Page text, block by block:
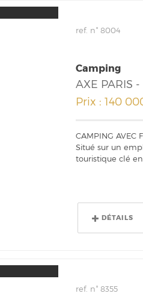
ref. n° 8004
Camping
AXE PARIS -
Prix : 140
CAMPING AVEC
Situé sur un
touristique clé
DÉTAILS
ref. n° 8355